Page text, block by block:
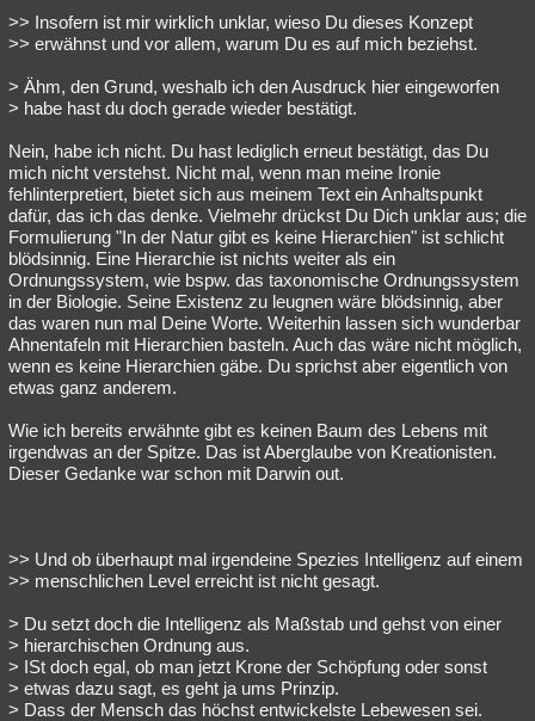
>> Insofern ist mir wirklich unklar, wieso Du dieses Konzept
>> erwähnst und vor allem, warum Du es auf mich beziehst.
> Ähm, den Grund, weshalb ich den Ausdruck hier eingeworfen
> habe hast du doch gerade wieder bestätigt.
Nein, habe ich nicht. Du hast lediglich erneut bestätigt, das Du
mich nicht verstehst. Nicht mal, wenn man meine Ironie
fehlinterpretiert, bietet sich aus meinem Text ein Anhaltspunkt
dafür, das ich das denke. Vielmehr drückst Du Dich unklar aus; die
Formulierung "In der Natur gibt es keine Hierarchien" ist schlicht
blödsinnig. Eine Hierarchie ist nichts weiter als ein
Ordnungssystem, wie bspw. das taxonomische Ordnungssystem
in der Biologie. Seine Existenz zu leugnen wäre blödsinnig, aber
das waren nun mal Deine Worte. Weiterhin lassen sich wunderbar
Ahnentafeln mit Hierarchien basteln. Auch das wäre nicht möglich,
wenn es keine Hierarchien gäbe. Du sprichst aber eigentlich von
etwas ganz anderem.
Wie ich bereits erwähnte gibt es keinen Baum des Lebens mit
irgendwas an der Spitze. Das ist Aberglaube von Kreationisten.
Dieser Gedanke war schon mit Darwin out.
>> Und ob überhaupt mal irgendeine Spezies Intelligenz auf einem
>> menschlichen Level erreicht ist nicht gesagt.
> Du setzt doch die Intelligenz als Maßstab und gehst von einer
> hierarchischen Ordnung aus.
> ISt doch egal, ob man jetzt Krone der Schöpfung oder sonst
> etwas dazu sagt, es geht ja ums Prinzip.
> Dass der Mensch das höchst entwickelste Lebewesen sei.